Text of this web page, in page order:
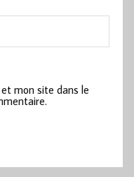
mon site dans le